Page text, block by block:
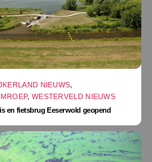
NIEUWS,
, WESTERVELD NIEUWS
en fietsbrug Eeserwold geopend